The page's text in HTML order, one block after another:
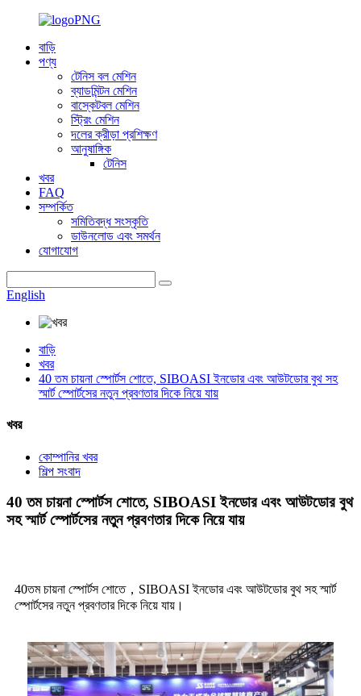
বাড়ি
পণ্য
টেনিস বল মেশিন
ব্যাডমিন্টন মেশিন
বাস্কেটবল মেশিন
স্ট্রিং মেশিন
দলের ক্রীড়া প্রশিক্ষণ
আনুষাঙ্গিক
টেনিস
খবর
FAQ
সম্পর্কিত
সমিতিবদ্ধ সংস্কৃতি
ডাউনলোড এবং সমর্থন
যোগাযোগ
English
বাড়ি
খবর
40 তম চায়না স্পোর্টস শোতে, SIBOASI ইনডোর এবং আউটডোর বুথ সহ
স্মার্ট স্পোর্টসের নতুন প্রবণতার দিকে নিয়ে যায়
খবর
কোম্পানির খবর
শিল্প সংবাদ
40 তম চায়না স্পোর্টস শোতে, SIBOASI ইনডোর এবং আউটডোর বুথ
সহ স্মার্ট স্পোর্টসের নতুন প্রবণতার দিকে নিয়ে যায়
40তম চায়না স্পোর্টস শোতে，SIBOASI ইনডোর এবং আউটডোর বুথ সহ স্মার্ট
স্পোর্টসের নতুন প্রবণতার দিকে নিয়ে যায়।